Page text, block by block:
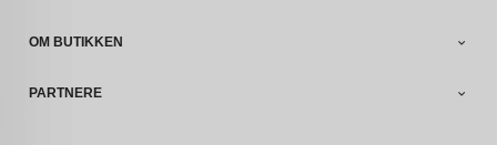
OM BUTIKKEN
PARTNERE